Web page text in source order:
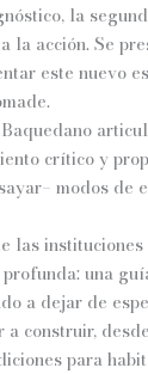
la
la acción. Se
este nuevo
crítico y
modos de
las
una
a dejar de
a construir,
para